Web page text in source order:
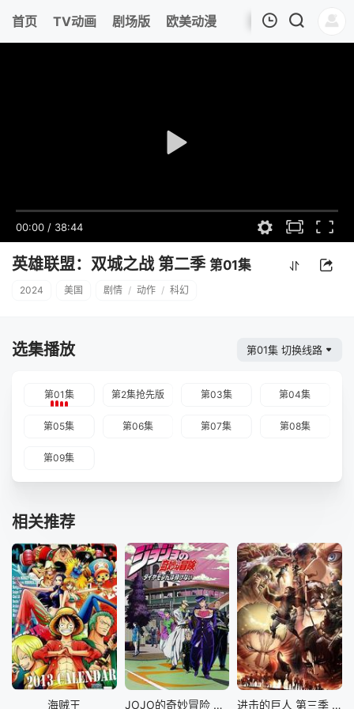
首页 TV动画 剧场版 欧美动漫
00:00 / 38:44
英雄联盟：双城之战 第二季 第01集
2024 美国 剧情 / 动作 / 科幻
选集播放 第01集 切换线路
第01集 第2集抢先版 第03集 第04集
第05集 第06集 第07集 第08集
第09集
相关推荐
海贼王 JOJO的奇妙冒险 不灭钻石 进击的巨人 第三季 Part.2